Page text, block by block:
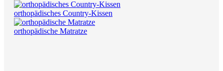
orthopädisches Country-Kissen
orthopädische Matratze